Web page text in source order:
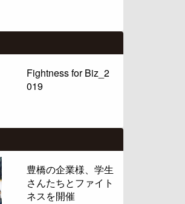
Fightness for Biz_2
019
豊橋の企業様、学生
さんたちとファイト
ネスを開催